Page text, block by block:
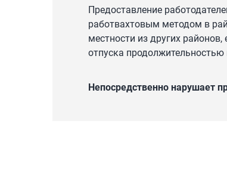
Предоставление
работвахтовым методом в
местности из других
отпуска
Непосредственно нарушает